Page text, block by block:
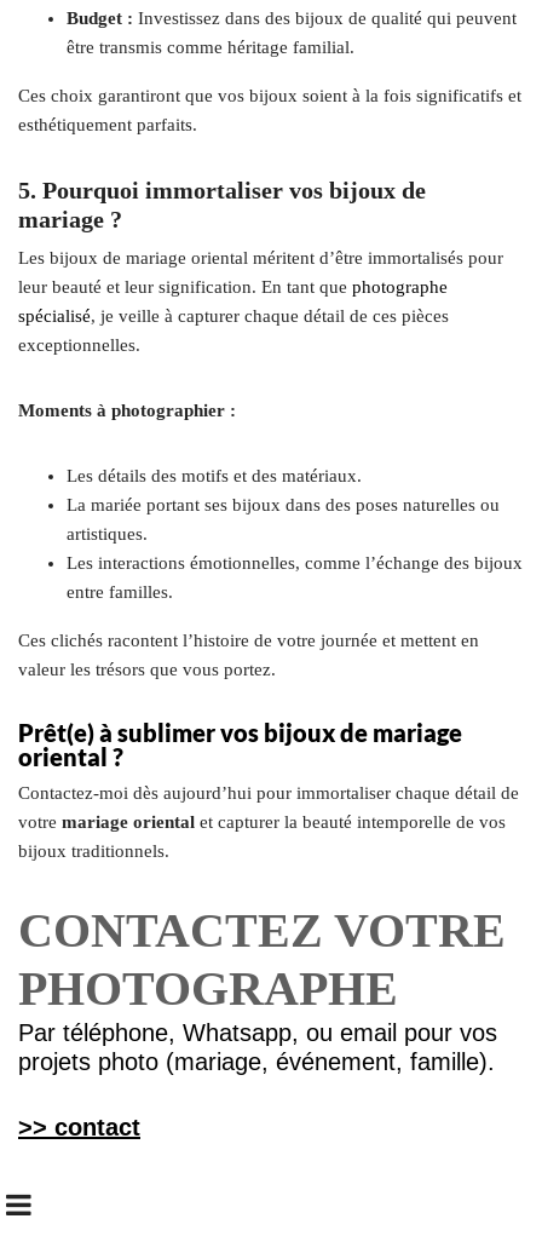
Budget : Investissez dans des bijoux de qualité qui peuvent
être transmis comme héritage familial.
Ces choix garantiront que vos bijoux soient à la fois significatifs et
esthétiquement parfaits.
5. Pourquoi immortaliser vos bijoux de
mariage ?
Les bijoux de mariage oriental méritent d’être immortalisés pour
leur beauté et leur signification. En tant que photographe
spécialisé, je veille à capturer chaque détail de ces pièces
exceptionnelles.
Moments à photographier :
Les détails des motifs et des matériaux.
La mariée portant ses bijoux dans des poses naturelles ou
artistiques.
Les interactions émotionnelles, comme l’échange des bijoux
entre familles.
Ces clichés racontent l’histoire de votre journée et mettent en
valeur les trésors que vous portez.
Prêt(e) à sublimer vos bijoux de mariage
oriental ?
Contactez-moi dès aujourd’hui pour immortaliser chaque détail de
votre mariage oriental et capturer la beauté intemporelle de vos
bijoux traditionnels.
CONTACTEZ VOTRE
PHOTOGRAPHE
Par téléphone, Whatsapp, ou email pour vos
projets photo (mariage, événement, famille).
>> contact